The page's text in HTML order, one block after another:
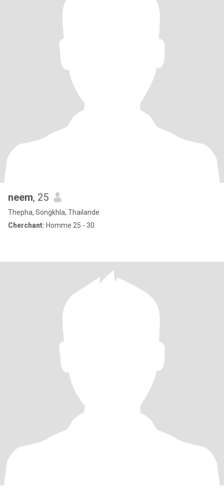
neem, 25
Thepha, Songkhla, Thailande
Cherchant: Homme 25 - 30